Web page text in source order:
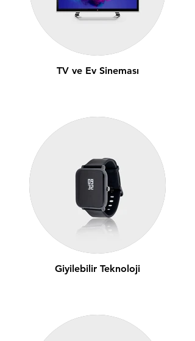
TV ve Ev Sineması
Giyilebilir Teknoloji